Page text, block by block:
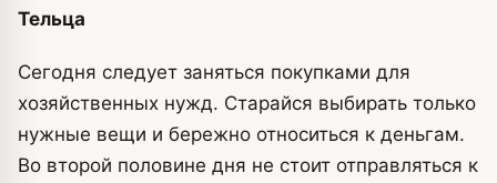
Тельца
Сегодня следует заняться покупками для
хозяйственных нужд. Старайся выбирать только
нужные вещи и бережно относиться к деньгам.
Во второй половине дня не стоит отправляться к